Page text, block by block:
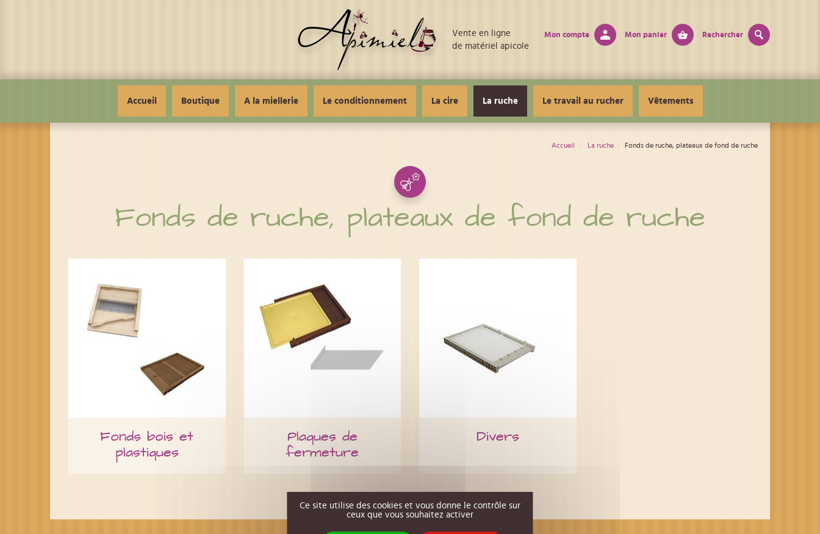
Accueil La ruche Fonds de ruche, plateaux de fond de ruche
Fonds de ruche, plateaux de fond de ruche
Fonds bois et
plastiques
Plaques de
fermeture
Divers
Vente en ligne
de matériel apicole
Mon compte Mon panier Rechercher
Accueil Boutique A la miellerie Le conditionnement La cire La ruche Le travail au rucher Vêtements
Ce site utilise des cookies et vous donne le contrôle sur
ceux que vous souhaitez activer